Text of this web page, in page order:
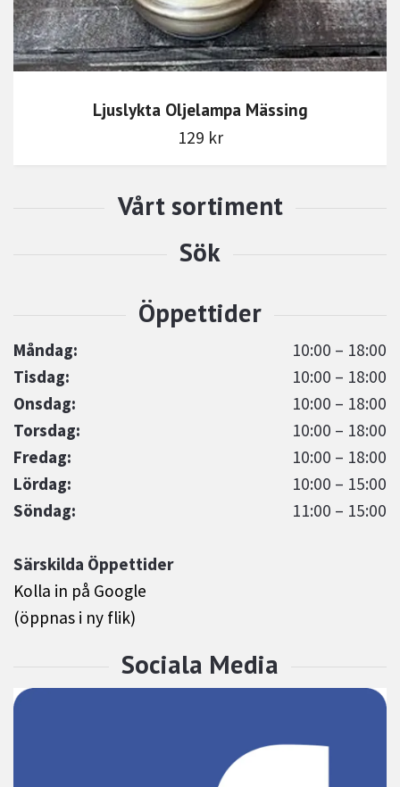
Måndag:
10:00 – 18:00
Tisdag:
10:00 – 18:00
Onsdag:
10:00 – 18:00
Torsdag:
10:00 – 18:00
Fredag:
10:00 – 18:00
Lördag:
10:00 – 15:00
Söndag:
11:00 – 15:00
Särskilda Öppettider
Kolla in på Google
(öppnas i ny flik)
Ljuslykta Oljelampa Mässing
129 kr